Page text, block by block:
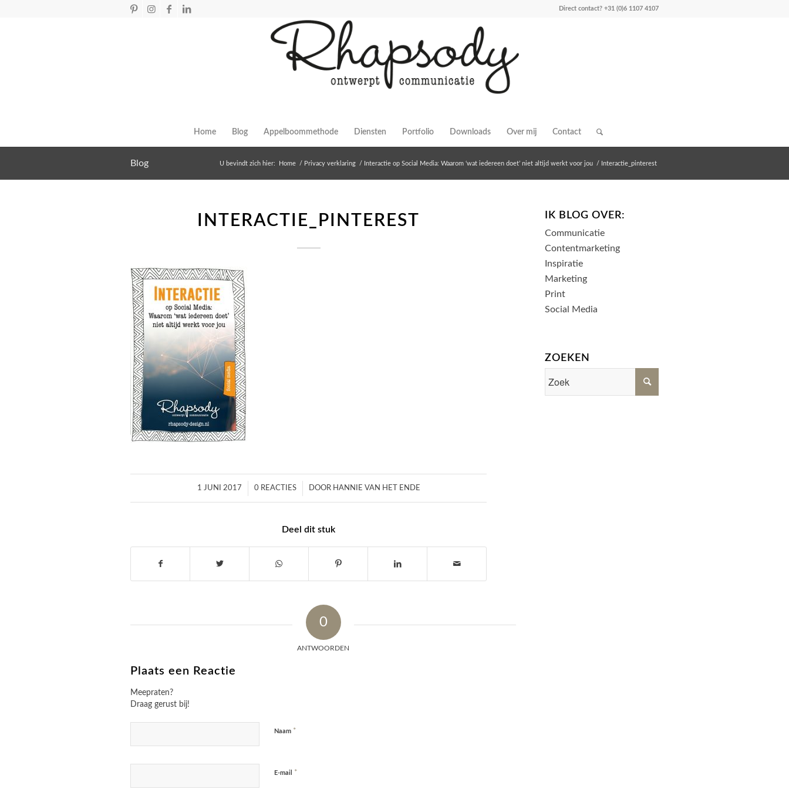
Direct contact? +31 (0)6 1107 4107
Home Blog Appelboommethode Diensten Portfolio Downloads Over mij Contact
Blog U bevindt zich hier: Home / Privacy verklaring / Interactie op Social Media: Waarom ‘wat iedereen doet’ niet altijd werkt voor jou / Interactie_pinterest
INTERACTIE_PINTEREST
1 JUNI 2017
/ 0 REACTIES
/ DOOR HANNIE VAN HET ENDE
Deel dit stuk
0
ANTWOORDEN
Plaats een Reactie
Meepraten?
Draag gerust bij!
Naam *
E-mail *
IK BLOG OVER:
Communicatie
Contentmarketing
Inspiratie
Marketing
Print
Social Media
ZOEKEN